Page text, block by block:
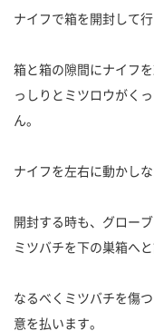
ナイフで箱を開封して行
箱と箱の隙間にナイフ
っしりとミツロウがく
ん。
ナイフを左右に動かし
開封する時も、グロー
ミツバチを下の巣箱へと
なるべくミツバチを傷
意を払います。